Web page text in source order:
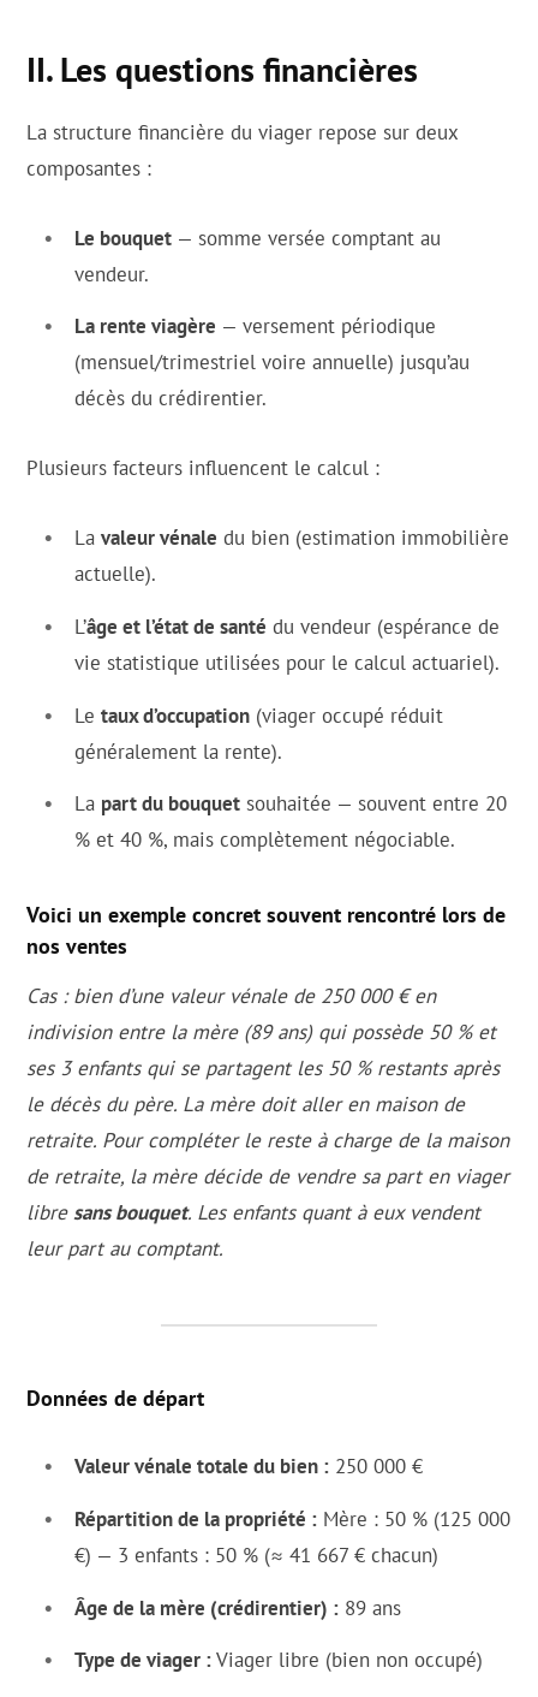
II. Les questions financières
La structure financière du viager repose sur deux
composantes :
Le bouquet — somme versée comptant au
vendeur.
La rente viagère — versement périodique
(mensuel/trimestriel voire annuelle) jusqu’au
décès du crédirentier.
Plusieurs facteurs influencent le calcul :
La valeur vénale du bien (estimation immobilière
actuelle).
L’âge et l’état de santé du vendeur (espérance de
vie statistique utilisées pour le calcul actuariel).
Le taux d’occupation (viager occupé réduit
généralement la rente).
La part du bouquet souhaitée — souvent entre 20
% et 40 %, mais complètement négociable.
Voici un exemple concret souvent rencontré lors de
nos ventes
Cas : bien d’une valeur vénale de 250 000 € en
indivision entre la mère (89 ans) qui possède 50 % et
ses 3 enfants qui se partagent les 50 % restants après
le décès du père. La mère doit aller en maison de
retraite. Pour compléter le reste à charge de la maison
de retraite, la mère décide de vendre sa part en viager
libresans bouquet. Les enfants quant à eux vendent
leur part au comptant.
Données de départ
Valeur vénale totale du bien : 250 000 €
Répartition de la propriété : Mère : 50 % (125 000
€) — 3 enfants : 50 % (≈ 41 667 € chacun)
Âge de la mère (crédirentier) : 89 ans
Type de viager :Viager libre (bien non occupé)